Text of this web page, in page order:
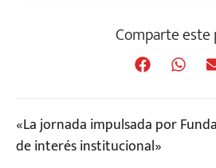
Comparte este
«La jornada impulsada por
de interés institucional»